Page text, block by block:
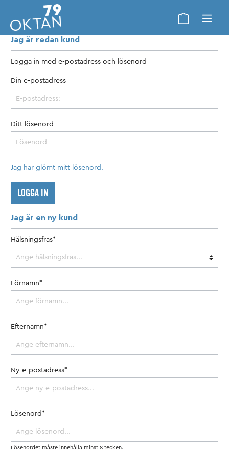
Jag är redan kund
Logga in med e-postadress och lösenord
Din e-postadress
Ditt lösenord
Jag har glömt mitt lösenord.
LOGGA IN
Jag är en ny kund
Hälsningsfras*
Förnamn*
Efternamn*
Ny e-postadress*
Lösenord*
Lösenordet måste innehålla minst 8 tecken.